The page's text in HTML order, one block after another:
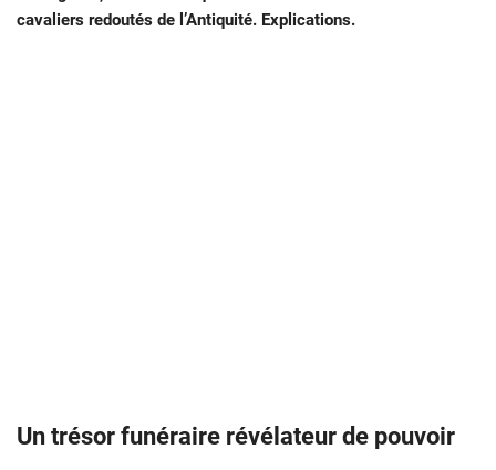
cavaliers redoutés de l’Antiquité. Explications.
Un trésor funéraire révélateur de pouvoir